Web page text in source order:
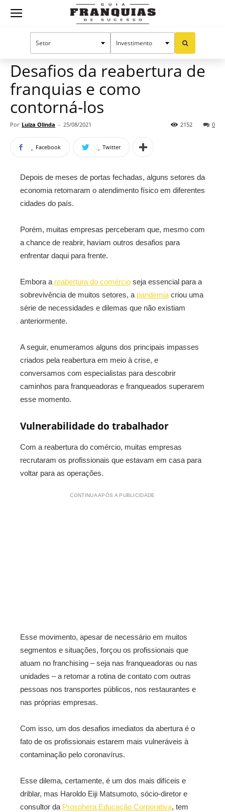
Guia
Manual do sucesso
Desafios da reabertura de
franquias e como
contorná-los
Por Luiza Olinda - 25/08/2021 0
2152
Facebook Twitter
Depois de meses de portas fechadas, alguns setores da
economia retomaram o atendimento físico em diferentes
cidades do país.
Porém, muitas empresas perceberam que, mesmo com
a chance de reabrir, haviam outros desafios para
enfrentar daqui para frente.
Embora a reabertura do comércio seja essencial para a
sobrevivência de muitos setores, a pandemia criou uma
série de necessidades e dilemas que não existiam
anteriormente.
A seguir, enumeramos alguns dos principais impasses
criados pela reabertura em meio à crise, e
conversamos com especialistas para descobrir
caminhos para franqueadoras e franqueados superarem
esse momento.
Vulnerabilidade do trabalhador
Com a reabertura do comércio, muitas empresas
recrutaram os profissionais que estavam em casa para
voltar para as operações.
CONTINUA APÓS A PUBLICIDADE
Esse movimento, apesar de necessário em muitos
segmentos e situações, forçou os profissionais que
atuam no franchising – seja nas franqueadoras ou nas
unidades – a retomar a rotina de contato com outras
pessoas nos transportes públicos, nos restaurantes e
nas próprias empresas.
Com isso, um dos desafios imediatos da abertura é o
fato de os profissionais estarem mais vulneráveis à
contaminação pelo coronavírus.
Esse dilema, certamente, é um dos mais difíceis e
driblar, mas Haroldo Eiji Matsumoto, sócio-diretor e
consultor da Prosphera Educação Corporativa, tem